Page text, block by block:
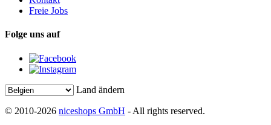
Freie Jobs
Folge uns auf
Land ändern
© 2010-2026 niceshops GmbH - All rights reserved.